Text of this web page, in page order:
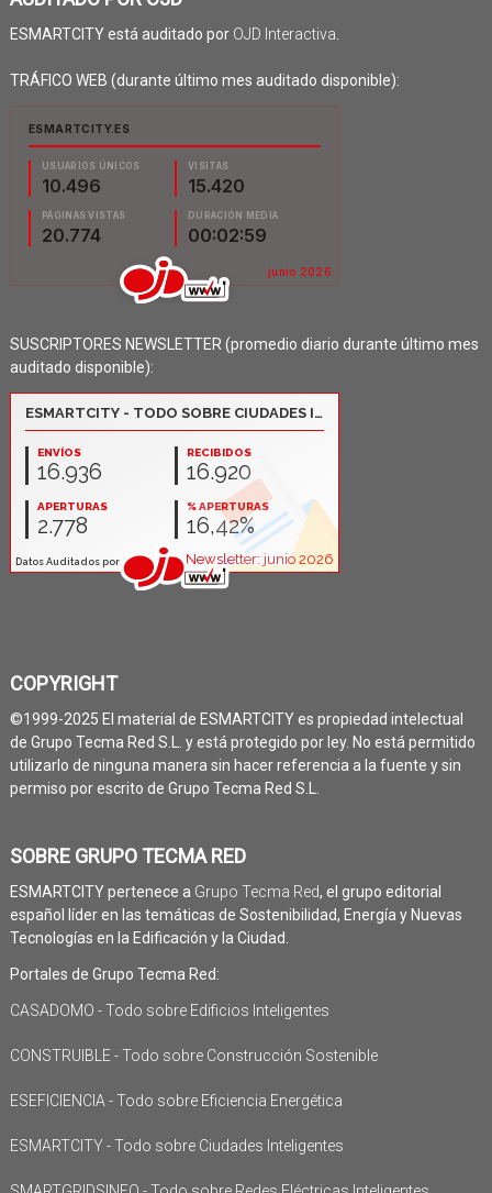
ESMARTCITY está auditado por OJD Interactiva.
TRÁFICO WEB (durante último mes auditado disponible):
SUSCRIPTORES NEWSLETTER (promedio diario durante último mes
auditado disponible):
COPYRIGHT
©1999-2025 El material de ESMARTCITY es propiedad intelectual
de Grupo Tecma Red S.L. y está protegido por ley. No está permitido
utilizarlo de ninguna manera sin hacer referencia a la fuente y sin
permiso por escrito de Grupo Tecma Red S.L.
SOBRE GRUPO TECMA RED
ESMARTCITY pertenece a Grupo Tecma Red, el grupo editorial
español líder en las temáticas de Sostenibilidad, Energía y Nuevas
Tecnologías en la Edificación y la Ciudad.
Portales de Grupo Tecma Red:
CASADOMO - Todo sobre Edificios Inteligentes
CONSTRUIBLE - Todo sobre Construcción Sostenible
ESEFICIENCIA - Todo sobre Eficiencia Energética
ESMARTCITY - Todo sobre Ciudades Inteligentes